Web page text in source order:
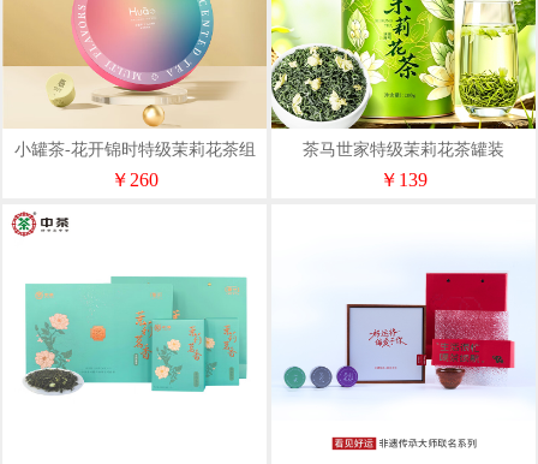
小罐茶-花开锦时特级茉莉花茶组
合商务礼盒12罐装中秋节48g
￥260
茶马世家特级茉莉花茶罐装
100gSL0100PM
￥139